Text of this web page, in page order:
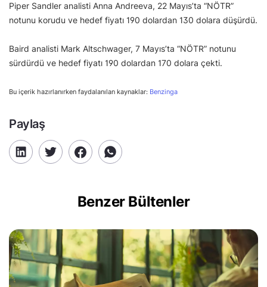
Piper Sandler analisti Anna Andreeva, 22 Mayıs’ta “NÖTR”
notunu korudu ve hedef fiyatı 190 dolardan 130 dolara düşürdü.
Baird analisti Mark Altschwager, 7 Mayıs’ta “NÖTR” notunu
sürdürdü ve hedef fiyatı 190 dolardan 170 dolara çekti.
Bu içerik hazırlanırken faydalanılan kaynaklar: Benzinga
Paylaş
Benzer Bültenler